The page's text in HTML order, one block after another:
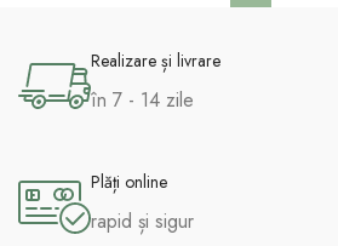
Realizare și livrare
în 7 - 14 zile
Plăți online
rapid și sigur